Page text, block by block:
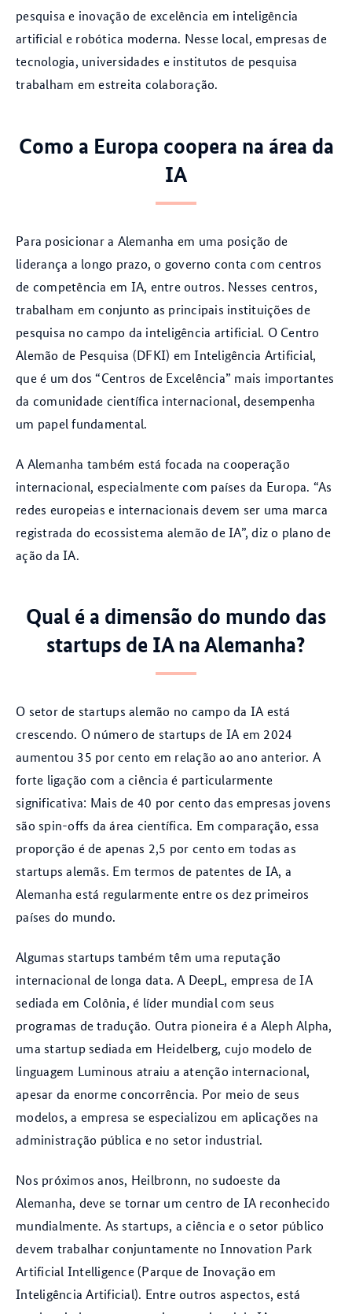
pesquisa e inovação de excelência em inteligência
artificial e robótica moderna. Nesse local, empresas de
tecnologia, universidades e institutos de pesquisa
trabalham em estreita colaboração.
Como a Europa coopera na área da
IA
Para posicionar a Alemanha em uma posição de
liderança a longo prazo, o governo conta com centros
de competência em IA, entre outros. Nesses centros,
trabalham em conjunto as principais instituições de
pesquisa no campo da inteligência artificial. O Centro
Alemão de Pesquisa (DFKI) em Inteligência Artificial,
que é um dos “Centros de Excelência” mais importantes
da comunidade científica internacional, desempenha
um papel fundamental.
A Alemanha também está focada na cooperação
internacional, especialmente com países da Europa. “As
redes europeias e internacionais devem ser uma marca
registrada do ecossistema alemão de IA”, diz o plano de
ação da IA.
Qual é a dimensão do mundo das
startups de IA na Alemanha?
O setor de startups alemão no campo da IA está
crescendo. O número de startups de IA em 2024
aumentou 35 por cento em relação ao ano anterior. A
forte ligação com a ciência é particularmente
significativa: Mais de 40 por cento das empresas jovens
são spin-offs da área científica. Em comparação, essa
proporção é de apenas 2,5 por cento em todas as
startups alemãs. Em termos de patentes de IA, a
Alemanha está regularmente entre os dez primeiros
países do mundo.
Algumas startups também têm uma reputação
internacional de longa data. A DeepL, empresa de IA
sediada em Colônia, é líder mundial com seus
programas de tradução. Outra pioneira é a Aleph Alpha,
uma startup sediada em Heidelberg, cujo modelo de
linguagem Luminous atraiu a atenção internacional,
apesar da enorme concorrência. Por meio de seus
modelos, a empresa se especializou em aplicações na
administração pública e no setor industrial.
Nos próximos anos, Heilbronn, no sudoeste da
Alemanha, deve se tornar um centro de IA reconhecido
mundialmente. As startups, a ciência e o setor público
devem trabalhar conjuntamente no Innovation Park
Artificial Intelligence (Parque de Inovação em
Inteligência Artificial). Entre outros aspectos, está